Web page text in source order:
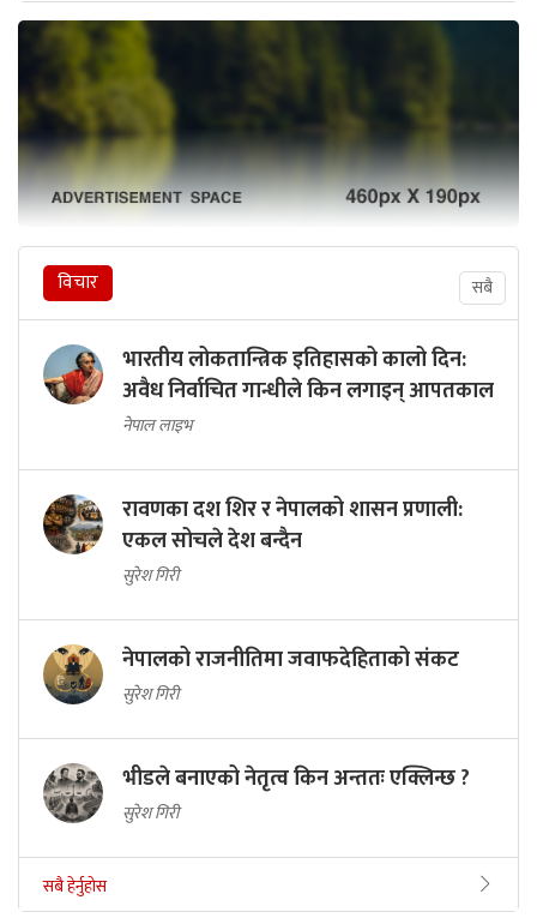
विचार सबै
भारतीय लोकतान्त्रिक इतिहासको कालो दिन:
अवैध निर्वाचित गान्धीले किन लगाइन् आपतकाल
नेपाल लाइभ
रावणका दश शिर र नेपालको शासन प्रणाली:
एकल सोचले देश बन्दैन
सुरेश गिरी
नेपालको राजनीतिमा जवाफदेहिताको संकट
सुरेश गिरी
भीडले बनाएको नेतृत्व किन अन्ततः एक्लिन्छ ?
सुरेश गिरी
सबै हेर्नुहोस